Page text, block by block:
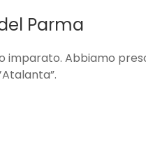
Parma
imparato. Abbiamo